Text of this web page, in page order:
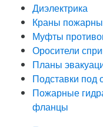
Диэлектрика
Краны
Муфты
Оросители
Планы
Подставки под
Пожарные
фланцы